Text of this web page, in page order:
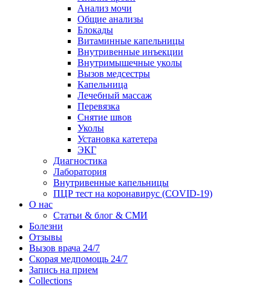
Анализ мочи
Общие анализы
Блокады
Витаминные капельницы
Внутривенные инъекции
Внутримышечные уколы
Вызов медсестры
Капельница
Лечебный массаж
Перевязка
Снятие швов
Уколы
Установка катетера
ЭКГ
Диагностика
Лаборатория
Внутривенные капельницы
ПЦР тест на коронавирус (COVID-19)
О нас
Статьи & блог & СМИ
Болезни
Отзывы
Вызов врача 24/7
Скорая медпомощь 24/7
Запись на прием
Collections